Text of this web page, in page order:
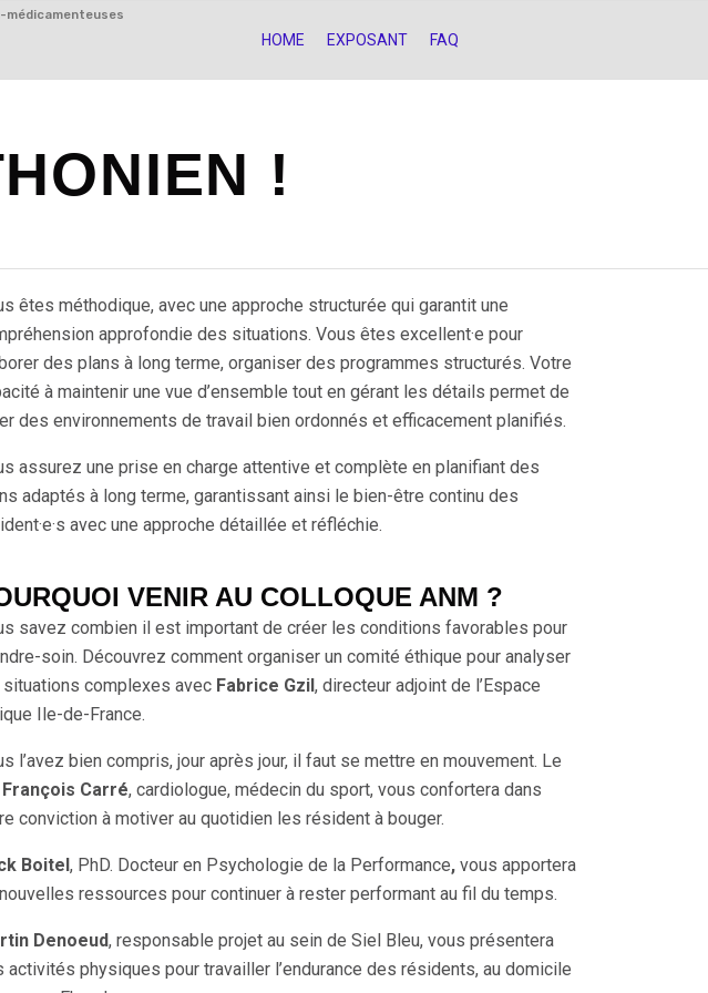
médicamenteuses
HOME EXPOSANT FAQ
!
êtes méthodique, avec une approche structurée qui garantit une
approfondie des situations. Vous êtes excellent·e pour
des plans à long terme, organiser des programmes structurés. Votre
à maintenir une vue d’ensemble tout en gérant les détails permet de
des environnements de travail bien ordonnés et efficacement planifiés.
assurez une prise en charge attentive et complète en planifiant des
adaptés à long terme, garantissant ainsi le bien-être continu des
avec une approche détaillée et réfléchie.
VENIR AU COLLOQUE ANM ?
savez combien il est important de créer les conditions favorables pour
soin. Découvrez comment organiser un comité éthique pour analyser
complexes avec Fabrice Gzil, directeur adjoint de l’Espace
Ile-de-France.
l’avez bien compris, jour après jour, il faut se mettre en mouvement. Le
François Carré, cardiologue, médecin du sport, vous confortera dans
conviction à motiver au quotidien les résident à bouger.
Boitel, PhD. Docteur en Psychologie de la Performance, vous apportera
ressources pour continuer à rester performant au fil du temps.
Denoeud, responsable projet au sein de Siel Bleu, vous présentera
activités physiques pour travailler l’endurance des résidents, au domicile